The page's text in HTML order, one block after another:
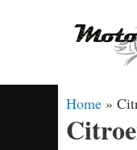
Home »